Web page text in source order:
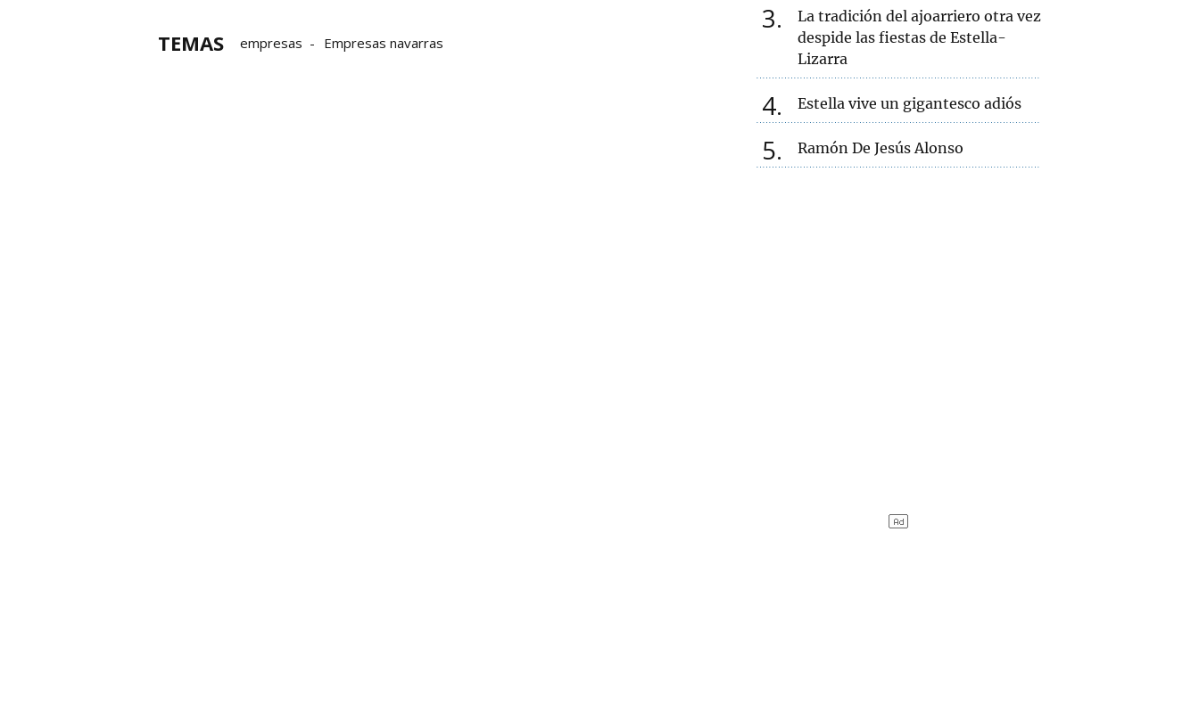
TEMAS empresas Empresas navarras
3
La tradición del ajoarriero otra vez
despide las fiestas de Estella-
Lizarra
4 Estella vive un gigantesco adiós
5 Ramón De Jesús Alonso